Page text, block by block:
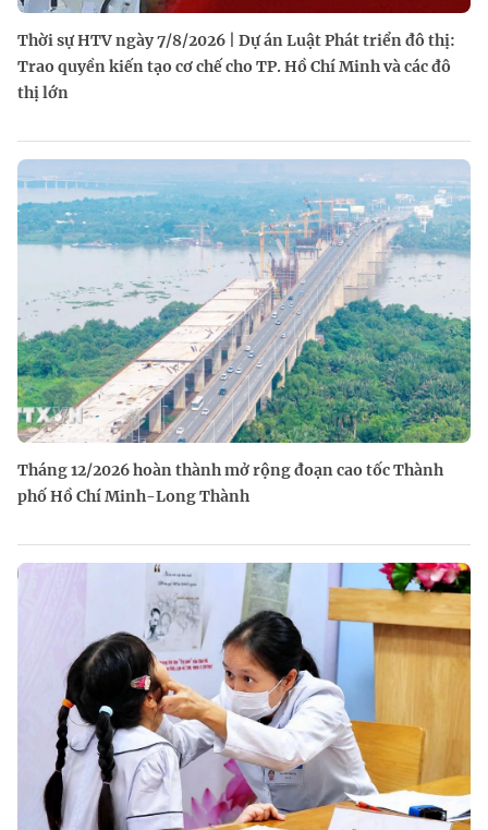
Thời sự HTV ngày 7/8/2026 | Dự án Luật Phát triển đô thị:
Trao quyền kiến tạo cơ chế cho TP. Hồ Chí Minh và các đô
thị lớn
Tháng 12/2026 hoàn thành mở rộng đoạn cao tốc Thành
phố Hồ Chí Minh-Long Thành